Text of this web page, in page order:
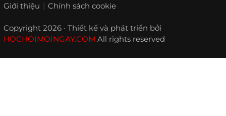
Giới thiệu Chính sách cookie
Copyright 2026 · Thiết kế và phát triển bởi
HOCHOIMOINGAY.COM All rights reserved